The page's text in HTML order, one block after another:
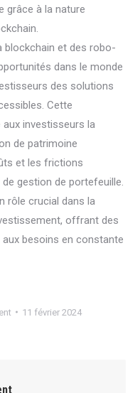
grâce à la nature
blockchain et des robo-
dans le monde
des solutions
Cette
investisseurs la
de patrimoine
et les frictions
gestion de portefeuille.
rôle crucial dans la
offrant des
besoins en constante
11 février 2024